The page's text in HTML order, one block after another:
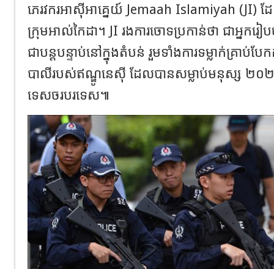
ភេរវករអាស៊ីអាគ្នេយ៍ Jemaah Islamiyah (JI)
ក្រុមអាល់កៃដា។ JI រងការចោទប្រកាន់ថា ជាអ្នករៀ
ជាបន្តបន្ទាប់នៅក្នុងតំបន់ រួមទាំងការទម្លាក់គ្រាប់
បាលីរបស់ឥណ្ឌូនេស៊ី ដែលបានសម្លាប់មនុស្ស ២០២ន
ទេសចរបរទេស៕